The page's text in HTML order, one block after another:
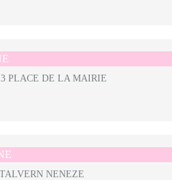
PLACE DE LA MAIRIE
TALVERN NENEZE